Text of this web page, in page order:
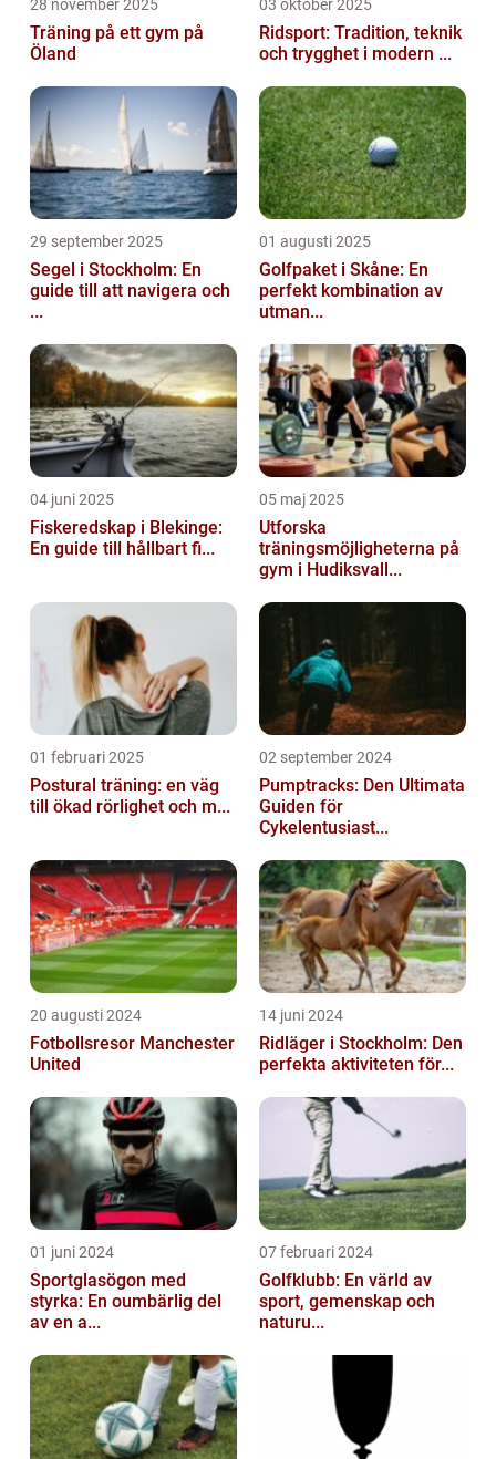
28 november 2025
Träning på ett gym på
Öland
03 oktober 2025
Ridsport: Tradition, teknik
och trygghet i modern ...
29 september 2025
Segel i Stockholm: En
guide till att navigera och
...
01 augusti 2025
Golfpaket i Skåne: En
perfekt kombination av
utman...
04 juni 2025
Fiskeredskap i Blekinge:
En guide till hållbart fi...
05 maj 2025
Utforska
träningsmöjligheterna på
gym i Hudiksvall...
01 februari 2025
Postural träning: en väg
till ökad rörlighet och m...
02 september 2024
Pumptracks: Den Ultimata
Guiden för
Cykelentusiast...
20 augusti 2024
Fotbollsresor Manchester
United
14 juni 2024
Ridläger i Stockholm: Den
perfekta aktiviteten för...
01 juni 2024
Sportglasögon med
styrka: En oumbärlig del
av en a...
07 februari 2024
Golfklubb: En värld av
sport, gemenskap och
naturu...